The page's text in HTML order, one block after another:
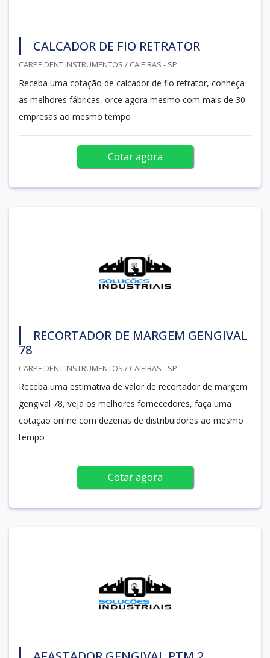
CALCADOR DE FIO RETRATOR
CARPE DENT INSTRUMENTOS / CAIEIRAS - SP
Receba uma cotação de calcador de fio retrator, conheça
as melhores fábricas, orce agora mesmo com mais de 30
empresas ao mesmo tempo
Cotar agora
RECORTADOR DE MARGEM GENGIVAL
78
CARPE DENT INSTRUMENTOS / CAIEIRAS - SP
Receba uma estimativa de valor de recortador de margem
gengival 78, veja os melhores fornecedores, faça uma
cotação online com dezenas de distribuidores ao mesmo
tempo
Cotar agora